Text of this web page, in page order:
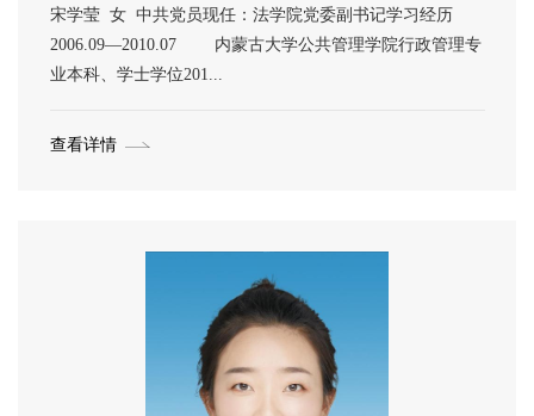
宋学莹 女 中共党员现任：法学院党委副书记学习经历
2006.09—2010.07 内蒙古大学公共管理学院行政管理专
业本科、学士学位201...
查看详情